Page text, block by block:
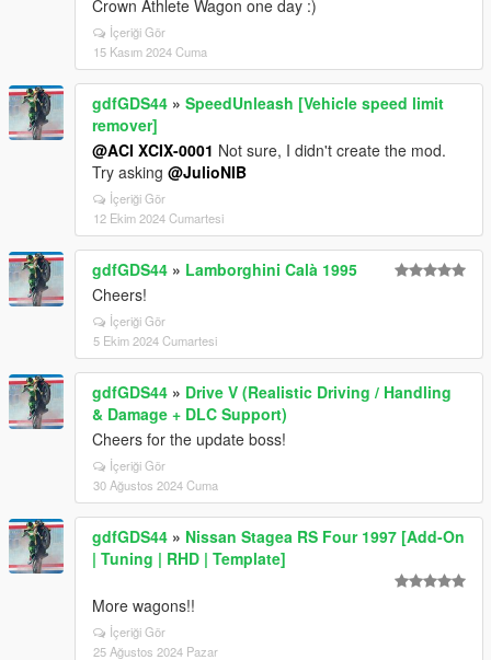
Crown Athlete Wagon one day :)
İçeriği Gör
15 Kasım 2024 Cuma
gdfGDS44 » SpeedUnleash [Vehicle speed limit
remover]
@ACI XCIX-0001 Not sure, I didn't create the mod.
Try asking @JulioNIB
İçeriği Gör
12 Ekim 2024 Cumartesi
gdfGDS44 » Lamborghini Calà 1995
Cheers!
İçeriği Gör
5 Ekim 2024 Cumartesi
gdfGDS44 » Drive V (Realistic Driving / Handling
& Damage + DLC Support)
Cheers for the update boss!
İçeriği Gör
30 Ağustos 2024 Cuma
gdfGDS44 » Nissan Stagea RS Four 1997 [Add-On
| Tuning | RHD | Template]
More wagons!!
İçeriği Gör
25 Ağustos 2024 Pazar